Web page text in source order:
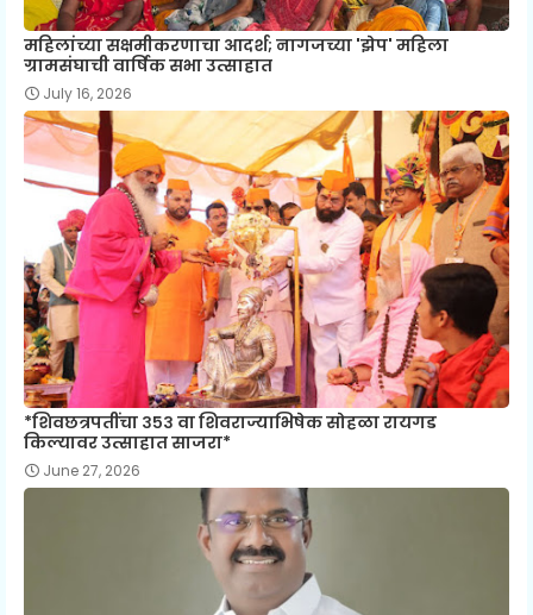
महिलांच्या सक्षमीकरणाचा आदर्श; नागजच्या 'झेप' महिला
ग्रामसंघाची वार्षिक सभा उत्साहात
July 16, 2026
*शिवछत्रपतींचा ३५३ वा शिवराज्याभिषेक सोहळा रायगड
किल्यावर उत्साहात साजरा*
June 27, 2026